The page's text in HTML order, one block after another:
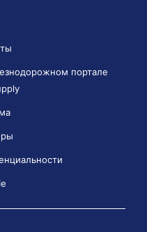
портале